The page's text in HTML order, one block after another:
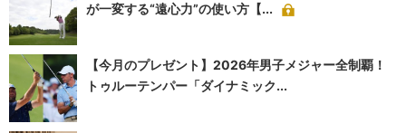
が一変する“遠心力”の使い方【...
【今月のプレゼント】2026年男子メジャー全制覇！
トゥルーテンパー「ダイナミック...